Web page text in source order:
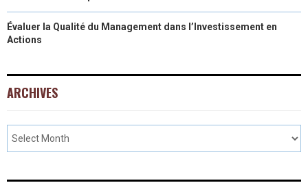
Évaluer la Qualité du Management dans l’Investissement en
Actions
ARCHIVES